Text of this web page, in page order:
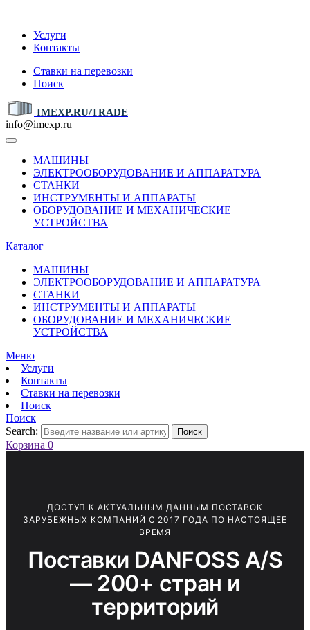
Услуги
Контакты
Ставки на перевозки
Поиск
IMEXP.RU/TRADE
info@imexp.ru
МАШИНЫ
ЭЛЕКТРООБОРУДОВАНИЕ И АППАРАТУРА
СТАНКИ
ИНСТРУМЕНТЫ И АППАРАТЫ
ОБОРУДОВАНИЕ И МЕХАНИЧЕСКИЕ
УСТРОЙСТВА
Каталог
МАШИНЫ
ЭЛЕКТРООБОРУДОВАНИЕ И АППАРАТУРА
СТАНКИ
ИНСТРУМЕНТЫ И АППАРАТЫ
ОБОРУДОВАНИЕ И МЕХАНИЧЕСКИЕ
УСТРОЙСТВА
Меню
Услуги
Контакты
Ставки на перевозки
Поиск
Поиск
Search:
Поиск
Корзина 0
ДОСТУП К АКТУАЛЬНЫМ ДАННЫМ ПОСТАВОК
ЗАРУБЕЖНЫХ КОМПАНИЙ С 2017 ГОДА ПО НАСТОЯЩЕЕ
ВРЕМЯ
Поставки DANFOSS A/S
— 200+ стран и
территорий